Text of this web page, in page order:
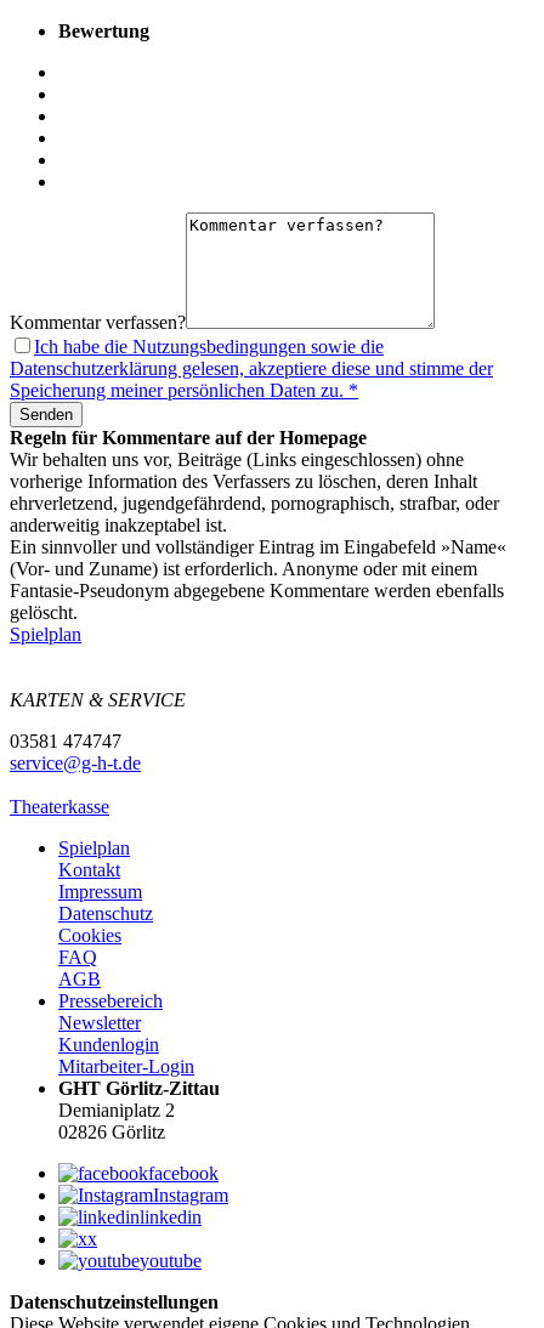
Bewertung
Kommentar verfassen?
Ich habe die Nutzungsbedingungen sowie die
Datenschutzerklärung gelesen, akzeptiere diese und stimme der
Speicherung meiner persönlichen Daten zu. *
Senden
Regeln für Kommentare auf der Homepage
Wir behalten uns vor, Beiträge (Links eingeschlossen) ohne
vorherige Information des Verfassers zu löschen, deren Inhalt
ehrverletzend, jugendgefährdend, pornographisch, strafbar, oder
anderweitig inakzeptabel ist.
Ein sinnvoller und vollständiger Eintrag im Eingabefeld »Name«
(Vor- und Zuname) ist erforderlich. Anonyme oder mit einem
Fantasie-Pseudonym abgegebene Kommentare werden ebenfalls
gelöscht.
Spielplan
KARTEN & SERVICE
03581 474747
service@g-h-t.de
Theaterkasse
Spielplan
Kontakt
Impressum
Datenschutz
Cookies
FAQ
AGB
Pressebereich
Newsletter
Kundenlogin
Mitarbeiter-Login
GHT Görlitz-Zittau
Demianiplatz 2
02826 Görlitz
facebook
Instagram
linkedin
x
youtube
Datenschutzeinstellungen
Diese Website verwendet eigene Cookies und Technologien